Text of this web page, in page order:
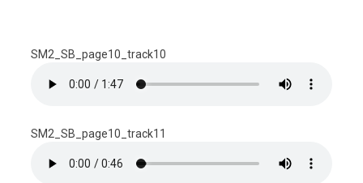
SM2_SB_page10_track10
SM2_SB_page10_track11